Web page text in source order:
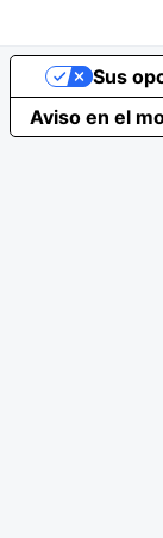
Aviso en el
Sus